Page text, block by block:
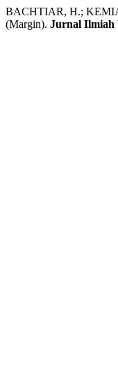
BACHTIAR, H.;
(Margin). Jurnal Ilmiah